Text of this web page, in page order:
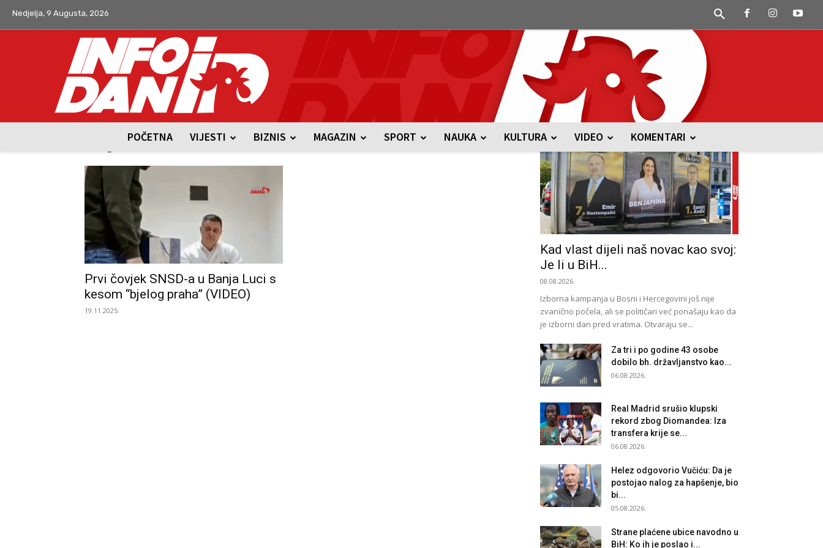
Nedjelja, 9 Augusta, 2026
POČETNA VIJESTI BIZNIS MAGAZIN SPORT NAUKA KULTURA VIDEO KOMENTARI
Tag: Nenad Radinković
Prvi čovjek SNSD-a u Banja Luci s
kesom “bjelog praha” (VIDEO)
19.11.2025.
Kad vlast dijeli naš novac kao svoj:
Je li u BiH...
08.08.2026.
Izborna kampanja u Bosni i Hercegovini još nije
zvanično počela, ali se političari već ponašaju kao da
je izborni dan pred vratima. Otvaraju se...
Za tri i po godine 43 osobe
dobilo bh. državljanstvo kao...
06.08.2026.
Real Madrid srušio klupski
rekord zbog Diomandea: Iza
transfera krije se...
06.08.2026.
Helez odgovorio Vučiću: Da je
postojao nalog za hapšenje, bio
bi...
05.08.2026.
Strane plaćene ubice navodno u
BiH: Ko ih je poslao i...